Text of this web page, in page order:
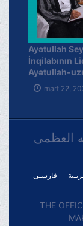
Ayətullah
İnqilabının
Ayətullah-
mart 22,
العظمی
فارسـی
THE